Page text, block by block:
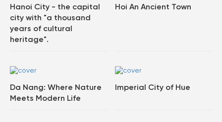
Hanoi City - the capital
city with "a thousand
years of cultural
heritage".
Hoi An Ancient Town
Da Nang: Where Nature
Meets Modern Life
Imperial City of Hue